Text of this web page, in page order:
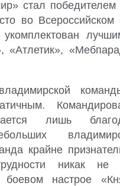
стал победителем
во
«Атлетик»,
лишь
крайне
никак не
боевом настрое